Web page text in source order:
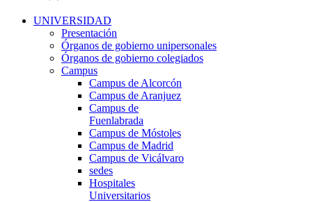
UNIVERSIDAD
Presentación
Órganos de gobierno unipersonales
Órganos de gobierno colegiados
Campus
Campus de Alcorcón
Campus de Aranjuez
Campus de
Fuenlabrada
Campus de Móstoles
Campus de Madrid
Campus de Vicálvaro
sedes
Hospitales
Universitarios